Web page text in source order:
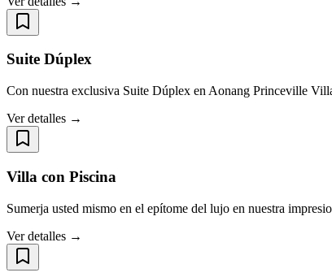
Suite Dúplex
Con nuestra exclusiva Suite Dúplex en Aonang Princeville
Ver detalles →
Villa con Piscina
Sumerja usted mismo en el epítome del lujo en nuestra
Ver detalles →